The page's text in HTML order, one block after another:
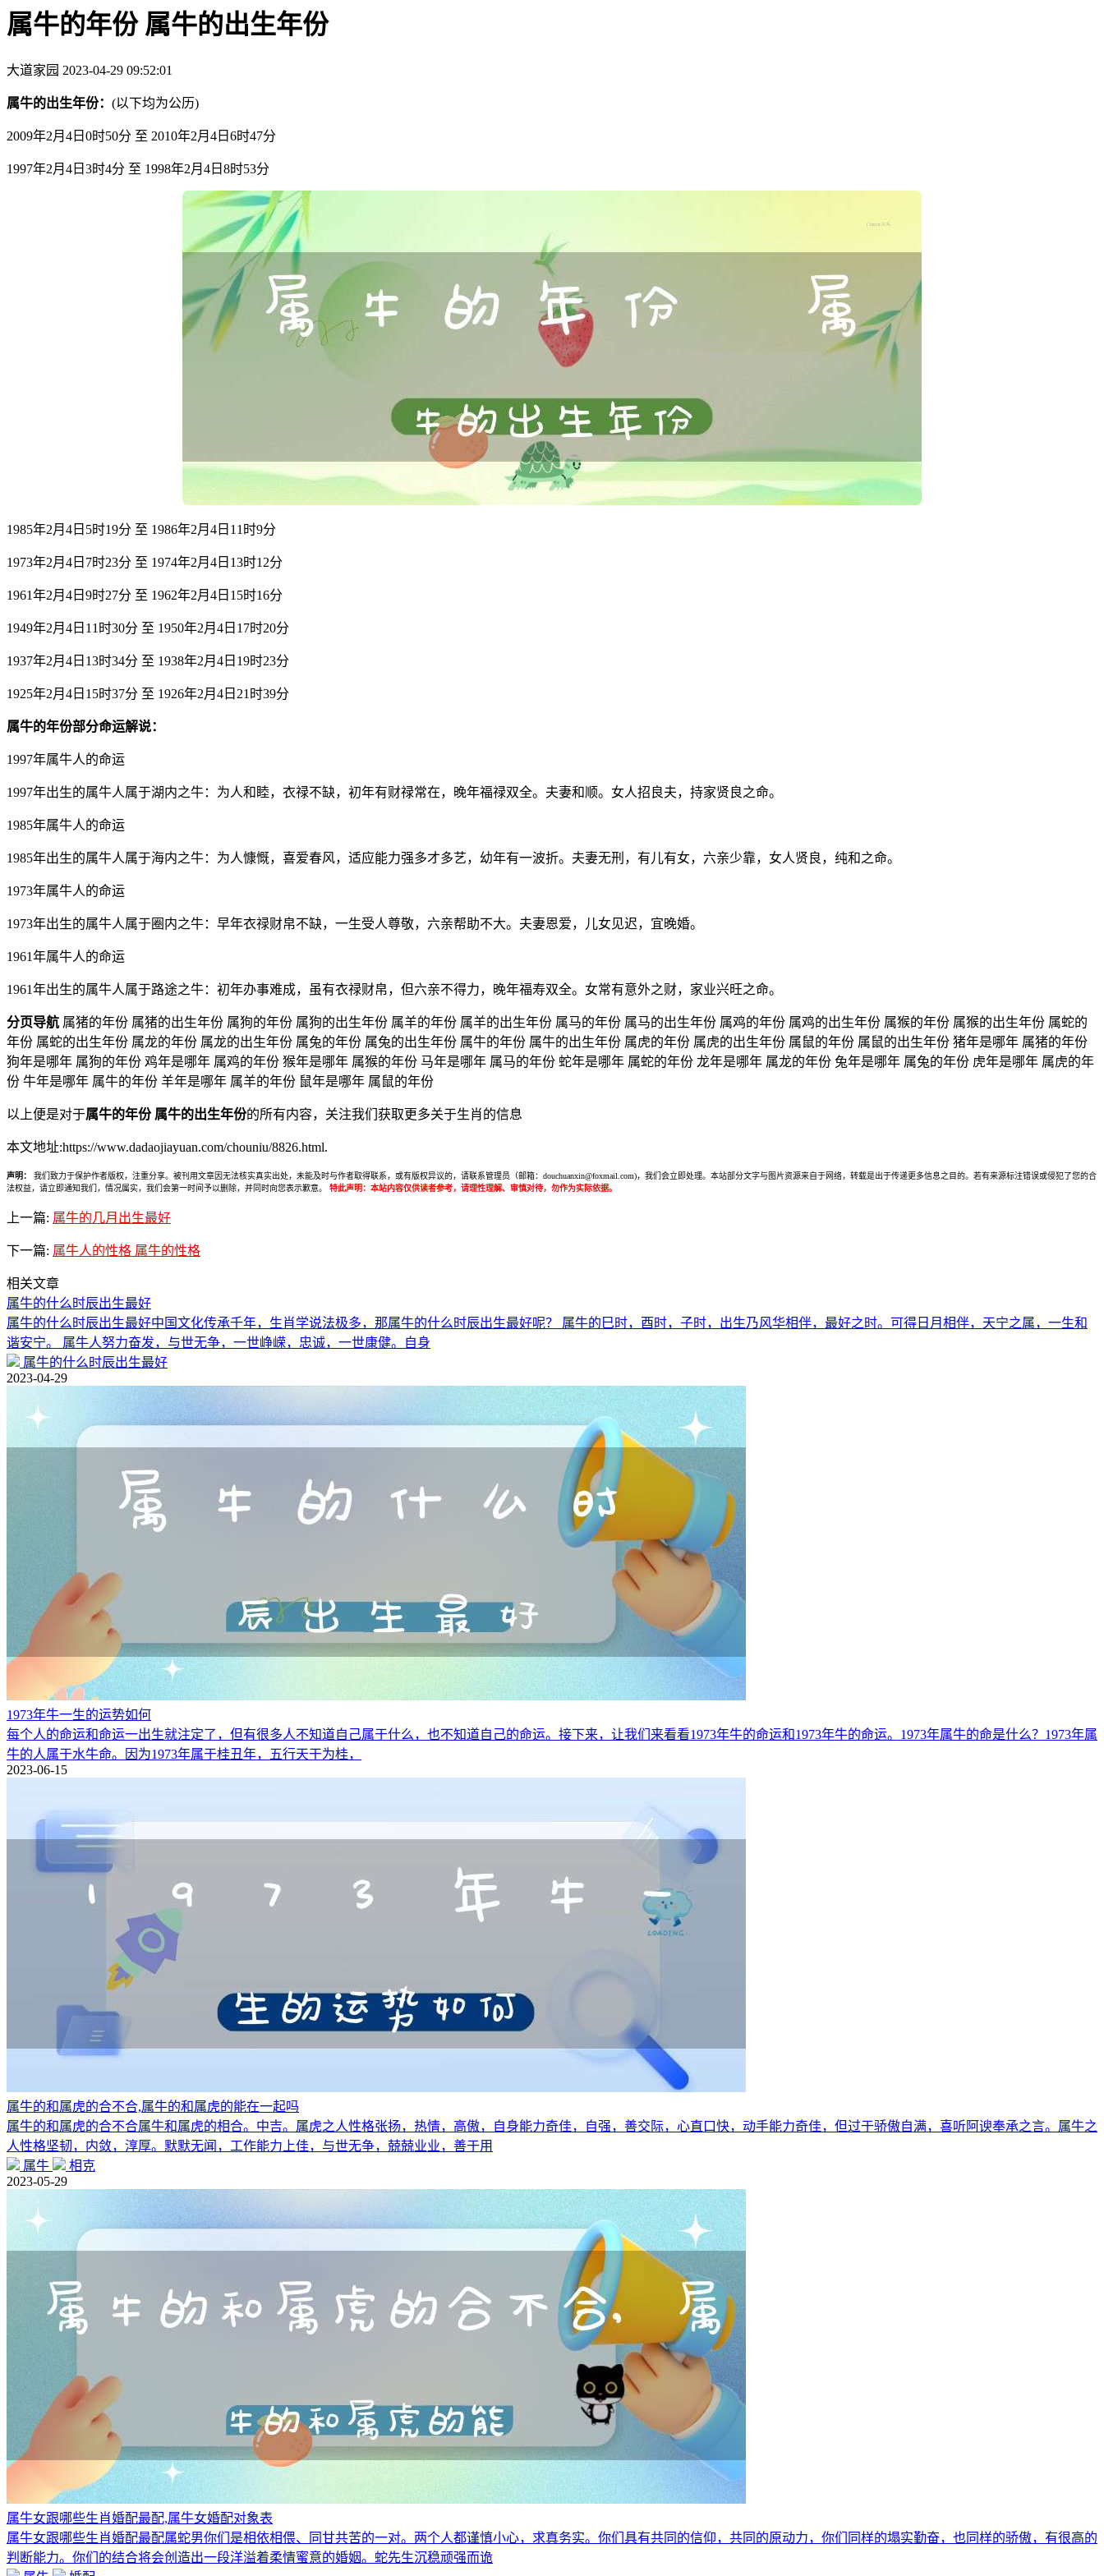
属牛的年份 属牛的出生年份
大道家园 2023-04-29 09:52:01
属牛的出生年份： (以下均为公历)
2009年2月4日0时50分 至 2010年2月4日6时47分
1997年2月4日3时4分 至 1998年2月4日8时53分
1985年2月4日5时19分 至 1986年2月4日11时9分
1973年2月4日7时23分 至 1974年2月4日13时12分
1961年2月4日9时27分 至 1962年2月4日15时16分
1949年2月4日11时30分 至 1950年2月4日17时20分
1937年2月4日13时34分 至 1938年2月4日19时23分
1925年2月4日15时37分 至 1926年2月4日21时39分
属牛的年份部分命运解说：
1997年属牛人的命运
1997年出生的属牛人属于湖内之牛：为人和睦，衣禄不缺，初年有财禄常在，晚年福禄双全。夫妻和顺。女人招良夫，持家贤良之命。
1985年属牛人的命运
1985年出生的属牛人属于海内之牛：为人慷慨，喜爱春风，适应能力强多才多艺，幼年有一波折。夫妻无刑，有儿有女，六亲少靠，女人贤良，纯和之命。
1973年属牛人的命运
1973年出生的属牛人属于圈内之牛：早年衣禄财帛不缺，一生受人尊敬，六亲帮助不大。夫妻恩爱，儿女见迟，宜晚婚。
1961年属牛人的命运
1961年出生的属牛人属于路途之牛：初年办事难成，虽有衣禄财帛，但六亲不得力，晚年福寿双全。女常有意外之财，家业兴旺之命。
分页导航 属猪的年份 属猪的出生年份 属狗的年份 属狗的出生年份 属羊的年份 属羊的出生年份 属马的年份 属马的出生年份 属鸡的年份 属鸡的出生年份 属猴的年份 属猴的出生年份 属蛇的
年份 属蛇的出生年份 属龙的年份 属龙的出生年份 属兔的年份 属兔的出生年份 属牛的年份 属牛的出生年份 属虎的年份 属虎的出生年份 属鼠的年份 属鼠的出生年份 猪年是哪年 属猪的年份
狗年是哪年 属狗的年份 鸡年是哪年 属鸡的年份 猴年是哪年 属猴的年份 马年是哪年 属马的年份 蛇年是哪年 属蛇的年份 龙年是哪年 属龙的年份 兔年是哪年 属兔的年份 虎年是哪年 属虎的年
份 牛年是哪年 属牛的年份 羊年是哪年 属羊的年份 鼠年是哪年 属鼠的年份
以上便是对于属牛的年份 属牛的出生年份的所有内容，关注我们获取更多关于生肖的信息
本文地址:https://www.dadaojiayuan.com/chouniu/8826.html.
声明：
我们致力于保护作者版权，注重分享。被刊用文章因无法核实真实出处，未能及时与作者取得联系，或有版权异议的，请联系管理员（邮箱：douchuanxin@foxmail.com)，我们会立即处理。本站部分文字与图片资源来自于网络，转载是出于传递更多信息之目的。若有来源标注错误或侵犯了您的合
法权益，请立即通知我们，情况属实，我们会第一时间予以删除，并同时向您表示歉意。
特此声明：本站内容仅供读者参考，请理性理解、审慎对待，勿作为实际依据。
上一篇: 属牛的几月出生最好
下一篇: 属牛人的性格 属牛的性格
相关文章
属牛的什么时辰出生最好
属牛的什么时辰出生最好中国文化传承千年，生肖学说法极多，那属牛的什么时辰出生最好呢？ 属牛的巳时，酉时，子时，出生乃风华相伴，最好之时。可得日月相伴，天宁之属，一生和
谐安宁。 属牛人努力奋发，与世无争，一世峥嵘，忠诚，一世康健。自身
属牛的什么时辰出生最好
2023-04-29
1973年牛一生的运势如何
每个人的命运和命运一出生就注定了，但有很多人不知道自己属于什么，也不知道自己的命运。接下来，让我们来看看1973年牛的命运和1973年牛的命运。1973年属牛的命是什么？1973年属
牛的人属于水牛命。因为1973年属于桂丑年，五行天干为桂，
2023-06-15
属牛的和属虎的合不合,属牛的和属虎的能在一起吗
属牛的和属虎的合不合属牛和属虎的相合。中吉。属虎之人性格张扬，热情，高傲，自身能力奇佳，自强，善交际，心直口快，动手能力奇佳，但过于骄傲自满，喜听阿谀奉承之言。属牛之
人性格坚韧，内敛，淳厚。默默无闻，工作能力上佳，与世无争，兢兢业业，善于用
属牛
相克
2023-05-29
属牛女跟哪些生肖婚配最配,属牛女婚配对象表
属牛女跟哪些生肖婚配最配属蛇男你们是相依相偎、同甘共苦的一对。两个人都谨慎小心，求真务实。你们具有共同的信仰，共同的原动力，你们同样的塌实勤奋，也同样的骄傲，有很高的
判断能力。你们的结合将会创造出一段洋溢着柔情蜜意的婚姻。蛇先生沉稳顽强而诡